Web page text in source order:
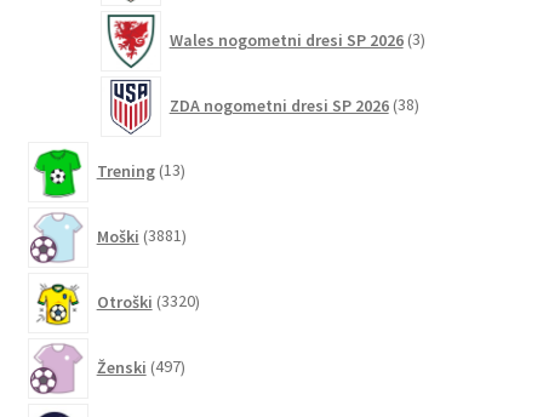
Wales nogometni dresi SP 2026 3izdelki
ZDA nogometni dresi SP 2026 38izdelkov
Trening 13izdelkov
Moški 3881izdelkov
Otroški 3320izdelkov
Ženski 497izdelkov